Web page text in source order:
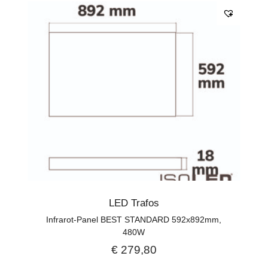
LED Trafos
Infrarot-Panel BEST STANDARD 592x892mm,
480W
€279,80